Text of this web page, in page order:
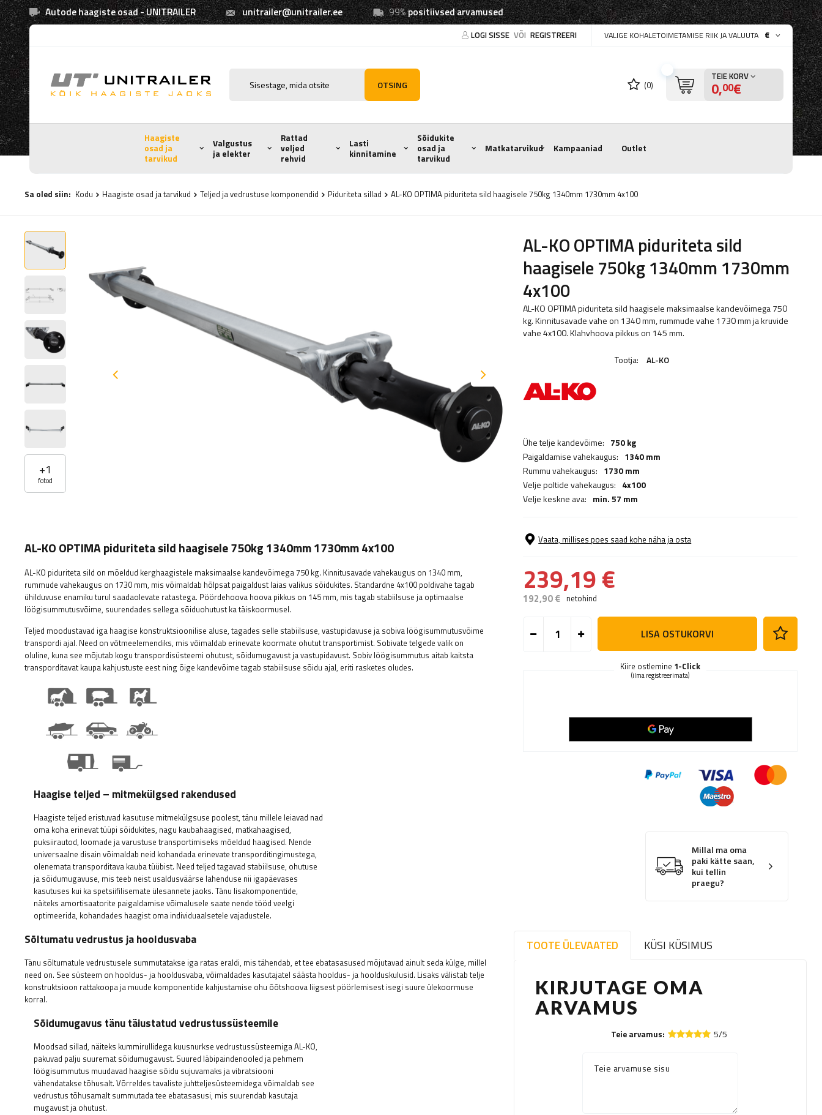
Autode haagiste osad - UNITRAILER unitrailer@unitrailer.ee 99%positiivsed arvamused
LOGI SISSE VÕI REGISTREERI VALIGE KOHALETOIMETAMISE RIIK JA VALUUTA €
OTSING (0)
TEIE KORV
0,00€
Haagiste
osad ja
tarvikud
Valgustus
ja elekter
Rattad
veljed
rehvid
Lasti
kinnitamine
Sõidukite
osad ja
tarvikud
Matkatarvikud Kampaaniad Outlet
Sa oled siin: Kodu Haagiste osad ja tarvikud Teljed ja vedrustuse komponendid Piduriteta sillad AL-KO OPTIMA piduriteta sild haagisele 750kg 1340mm 1730mm 4x100
+1
fotod
AL-KO OPTIMA piduriteta sild
haagisele 750kg 1340mm 1730mm
4x100
AL-KO OPTIMA piduriteta sild haagisele maksimaalse kandevõimega 750
kg. Kinnitusavade vahe on 1340 mm, rummude vahe 1730 mm ja kruvide
vahe 4x100. Klahvhoova pikkus on 145 mm.
Tootja: AL-KO
Ühe telje kandevõime: 750 kg
Paigaldamise vahekaugus: 1340 mm
Rummu vahekaugus: 1730 mm
Velje poltide vahekaugus: 4x100
Velje keskne ava: min. 57 mm
Vaata, millises poes saad kohe näha ja osta
239,19 €
192,90 € netohind
LISA OSTUKORVI
Kiire ostlemine 1-Click
(ilma registreerimata)
Millal ma oma
paki kätte saan,
kui tellin
praegu?
TOOTE ÜLEVAATED KÜSI KÜSIMUS
KIRJUTAGE OMA
ARVAMUS
Teie arvamus: 5/5
Teie arvamuse sisu
AL-KO OPTIMA piduriteta sild haagisele 750kg 1340mm 1730mm 4x100
AL-KO piduriteta sild on mõeldud kerghaagistele maksimaalse kandevõimega 750 kg. Kinnitusavade vahekaugus on 1340 mm,
rummude vahekaugus on 1730 mm, mis võimaldab hõlpsat paigaldust laias valikus sõidukites. Standardne 4x100 poldivahe tagab
ühilduvuse enamiku turul saadaolevate ratastega. Pöördehoova hoova pikkus on 145 mm, mis tagab stabiilsuse ja optimaalse
löögisummutusvõime, suurendades sellega sõiduohutust ka täiskoormusel.
Teljed moodustavad iga haagise konstruktsioonilise aluse, tagades selle stabiilsuse, vastupidavuse ja sobiva löögisummutusvõime
transpordi ajal. Need on võtmeelemendiks, mis võimaldab erinevate koormate ohutut transportimist. Sobivate telgede valik on
oluline, kuna see mõjutab kogu transpordisüsteemi ohutust, sõidumugavust ja vastupidavust. Sobiv löögisummutus aitab kaitsta
transporditavat kaupa kahjustuste eest ning õige kandevõime tagab stabiilsuse sõidu ajal, eriti rasketes oludes.
Haagise teljed – mitmekülgsed rakendused
Haagiste teljed eristuvad kasutuse mitmekülgsuse poolest, tänu millele leiavad nad
oma koha erinevat tüüpi sõidukites, nagu kaubahaagised, matkahaagised,
puksiirautod, loomade ja varustuse transportimiseks mõeldud haagised. Nende
universaalne disain võimaldab neid kohandada erinevate transporditingimustega,
olenemata transporditava kauba tüübist. Need teljed tagavad stabiilsuse, ohutuse
ja sõidumugavuse, mis teeb neist usaldusväärse lahenduse nii igapäevases
kasutuses kui ka spetsiifilisemate ülesannete jaoks. Tänu lisakomponentide,
näiteks amortisaatorite paigaldamise võimalusele saate nende tööd veelgi
optimeerida, kohandades haagist oma individuaalsetele vajadustele.
Sõltumatu vedrustus ja hooldusvaba
Tänu sõltumatule vedrustusele summutatakse iga ratas eraldi, mis tähendab, et tee ebatasasused mõjutavad ainult seda külge, millel
need on. See süsteem on hooldus- ja hooldusvaba, võimaldades kasutajatel säästa hooldus- ja hoolduskulusid. Lisaks välistab telje
konstruktsioon rattakoopa ja muude komponentide kahjustamise ohu õõtshoova liigsest pöörlemisest isegi suure ülekoormuse
korral.
Sõidumugavus tänu täiustatud vedrustussüsteemile
Moodsad sillad, näiteks kummirullidega kuusnurkse vedrustussüsteemiga AL-KO,
pakuvad palju suuremat sõidumugavust. Suured läbipaindenooled ja pehmem
löögisummutus muudavad haagise sõidu sujuvamaks ja vibratsiooni
vähendatakse tõhusalt. Võrreldes tavaliste juhtteljesüsteemidega võimaldab see
vedrustus tõhusamalt summutada tee ebatasasusi, mis suurendab kasutaja
mugavust ja ohutust.